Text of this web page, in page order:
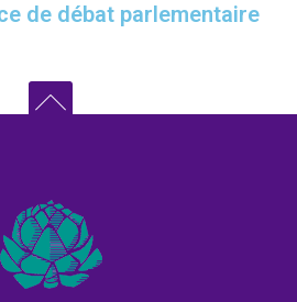
de débat parlementaire